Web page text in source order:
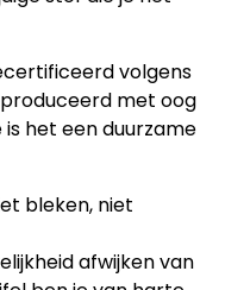
volgens
met oog
het een duurzame
bleken, niet
afwijken van